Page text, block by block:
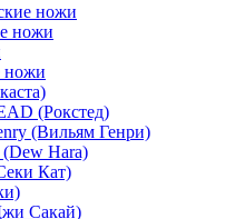
ножи
ножи
ножи
(Рокстед)
(Вильям Генри)
Hara)
Кат)
Сакай)